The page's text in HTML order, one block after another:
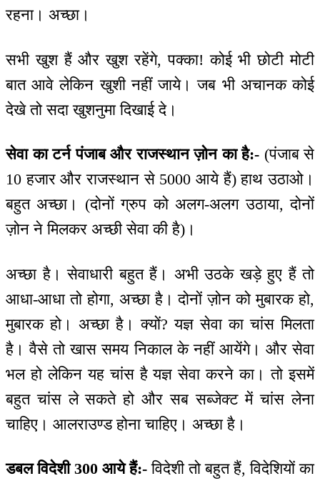
रहना। अच्छा।
सभी खुश हैं और खुश रहेंगे, पक्का! कोई भी छोटी मोटी
बात आवे लेकिन खुशी नहीं जाये। जब भी अचानक कोई
देखे तो सदा खुशनुमा दिखाई दे।
सेवा का टर्न पंजाब और राजस्थान ज़ोन का है:- (पंजाब से
10 हजार और राजस्थान से 5000 आये हैं) हाथ उठाओ।
बहुत अच्छा। (दोनों ग्रुप को अलग-अलग उठाया, दोनों
ज़ोन ने मिलकर अच्छी सेवा की है)।
अच्छा है। सेवाधारी बहुत हैं। अभी उठके खड़े हुए हैं तो
आधा-आधा तो होगा, अच्छा है। दोनों ज़ोन को मुबारक हो,
मुबारक हो। अच्छा है। क्यों? यज्ञ सेवा का चांस मिलता
है। वैसे तो खास समय निकाल के नहीं आयेंगे। और सेवा
भल हो लेकिन यह चांस है यज्ञ सेवा करने का। तो इसमें
बहुत चांस ले सकते हो और सब सब्जेक्ट में चांस लेना
चाहिए। आलराउण्ड होना चाहिए। अच्छा है।
डबल विदेशी 300 आये हैं:- विदेशी तो बहुत हैं, विदेशियों का